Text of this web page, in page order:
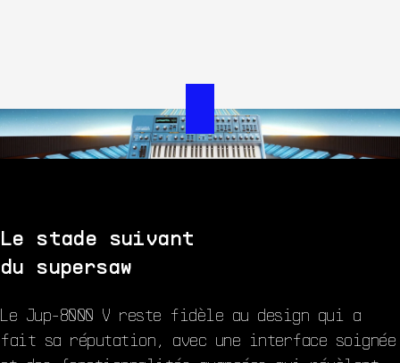
Le stade suivant
du supersaw
Le Jup-8000 V reste fidèle au design qui a
fait sa réputation, avec une interface soignée